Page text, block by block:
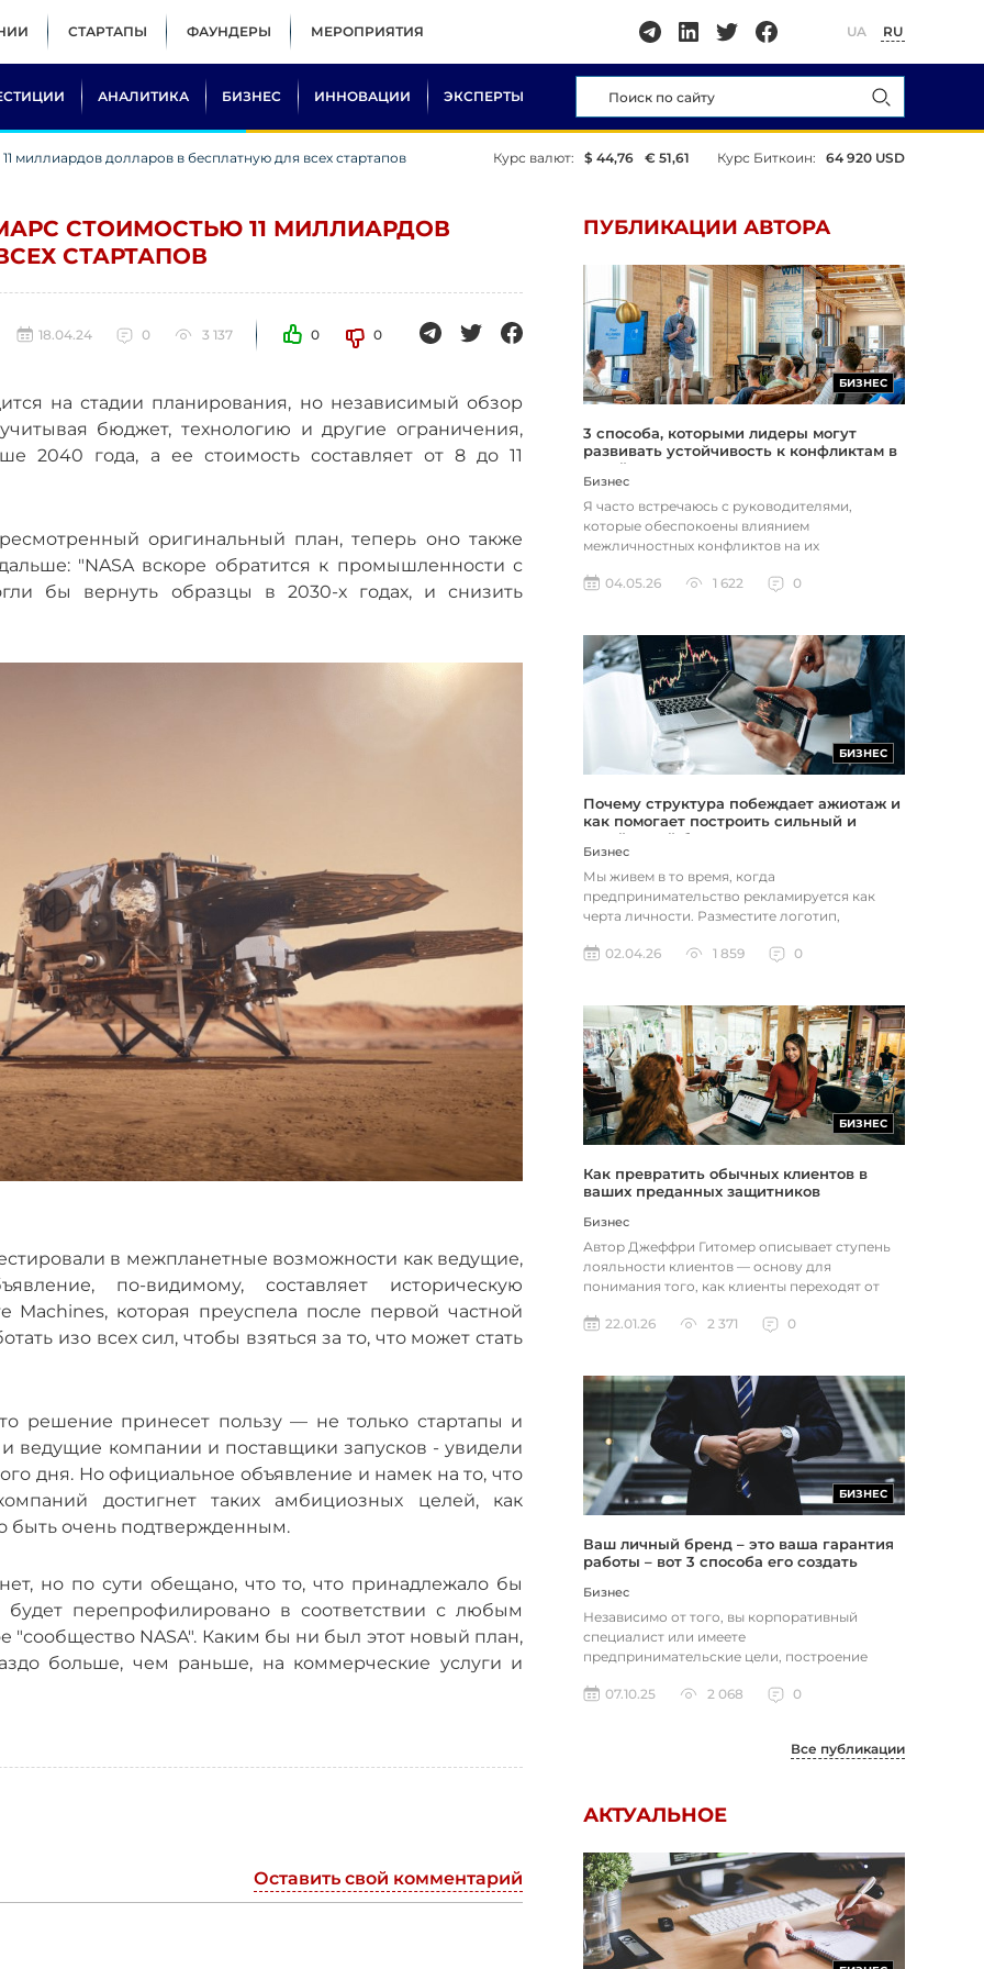
СТАРТАПЫ ФАУНДЕРЫ МЕРОПРИЯТИЯ UA RU
АНАЛИТИКА БИЗНЕС ИННОВАЦИИ ЭКСПЕРТЫ
миллиардов долларов в бесплатную для всех стартапов Курс валют: $ 44,76 € 51,61 Курс Биткоин: 64 920 USD
СТОИМОСТЬЮ 11 МИЛЛИАРДОВ
СТАРТАПОВ
18.04.24 0 3 137 0 0
на стадии планирования, но независимый обзор
бюджет, технологию и другие ограничения,
2040 года, а ее стоимость составляет от 8 до 11
оригинальный план, теперь оно также
"NASA вскоре обратится к промышленности с
бы вернуть образцы в 2030-х годах, и снизить
в межпланетные возможности как ведущие,
по-видимому, составляет историческую
Machines, которая преуспела после первой частной
изо всех сил, чтобы взяться за то, что может стать
решение принесет пользу — не только стартапы и
ведущие компании и поставщики запусков - увидели
дня. Но официальное объявление и намек на то, что
достигнет таких амбициозных целей, как
быть очень подтвержденным.
но по сути обещано, что то, что принадлежало бы
перепрофилировано в соответствии с любым
NASA". Каким бы ни был этот новый план,
больше, чем раньше, на коммерческие услуги и
Оставить свой комментарий
ПУБЛИКАЦИИ АВТОРА
БИЗНЕС
3 способа, которыми лидеры могут
развивать устойчивость к конфликтам в
своей организации
Бизнес
Я часто встречаюсь с руководителями,
которые обеспокоены влиянием
межличностных конфликтов на их
поддержать коллег и...
04.05.26 1 622 0
БИЗНЕС
Почему структура побеждает ажиотаж и
как помогает построить сильный и
устойчивый бизнес
Бизнес
Мы живем в то время, когда
предпринимательство рекламируется как
черта личности. Разместите логотип,
о биз...02.04.26 1 859 0
БИЗНЕС
Как превратить обычных клиентов в
ваших преданных защитников
Бизнес
Автор Джеффри Гитомер описывает ступень
лояльности клиентов — основу для
понимания того, как клиенты переходят от
22.01.26
2 371 0
БИЗНЕС
Ваш личный бренд – это ваша гарантия
работы – вот 3 способа его создать
Бизнес
Независимо от того, вы корпоративный
специалист или имеете
предпринимательские цели, построение
Почему? Это ваше за...
07.10.25 2 068 0
Все публикации
АКТУАЛЬНОЕ